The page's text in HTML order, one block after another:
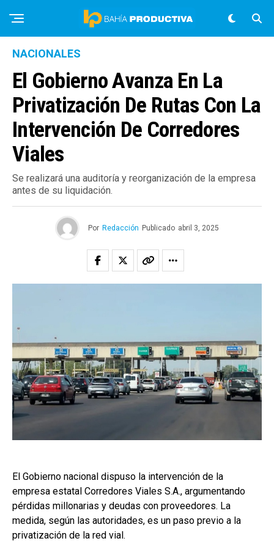
NACIONALES
El Gobierno Avanza En La
Privatización De Rutas Con La
Intervención De Corredores
Viales
Se realizará una auditoría y reorganización de la empresa
antes de su liquidación.
Por Redacción Publicado abril 3, 2025
El Gobierno nacional dispuso la intervención de la
empresa estatal Corredores Viales S.A., argumentando
pérdidas millonarias y deudas con proveedores. La
medida, según las autoridades, es un paso previo a la
privatización de la red vial.